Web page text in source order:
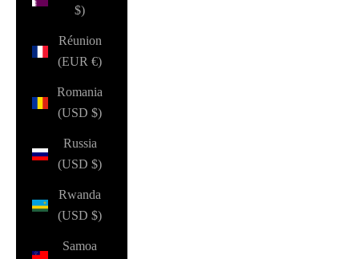
$)
Réunion
(EUR €)
Romania
(USD $)
Russia
(USD $)
Rwanda
(USD $)
Samoa